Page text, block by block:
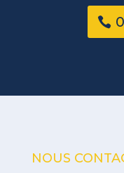
NOUS